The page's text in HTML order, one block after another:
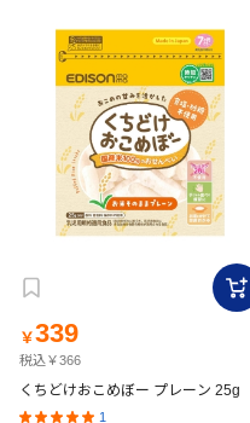
￥339
税込￥366
くちどけおこめぼー プレーン 25g
1